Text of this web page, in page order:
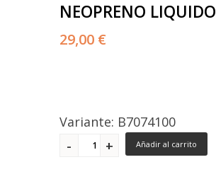
NEOPRENO LIQUIDO
29,00 €
Variante: B7074100
Añadir al carrito